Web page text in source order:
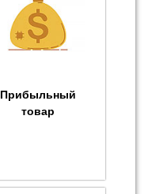
Прибыльный
товар